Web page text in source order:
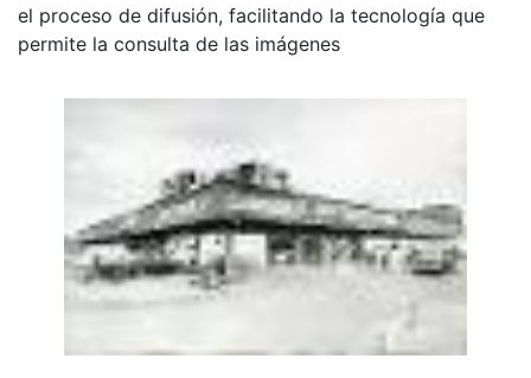
el proceso de difusión, facilitando la tecnología que
permite la consulta de las imágenes